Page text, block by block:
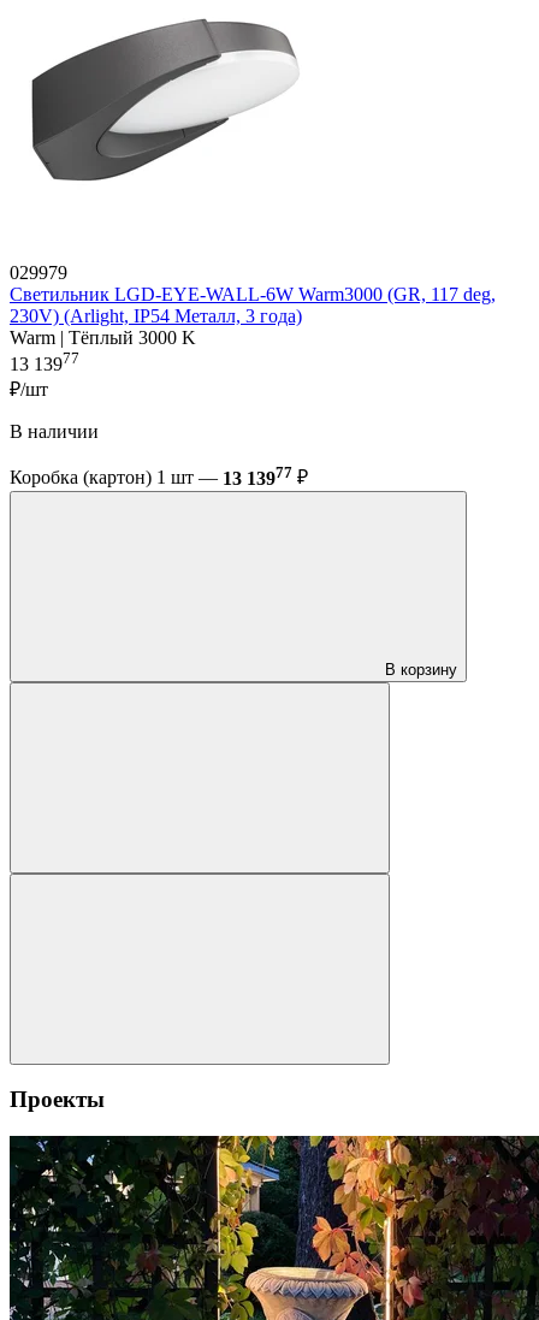
029979
Светильник LGD-EYE-WALL-6W Warm3000 (GR, 117 deg,
230V) (Arlight, IP54 Металл, 3 года)
Warm | Тёплый 3000 K
13 13977
₽/шт
В наличии
Коробка (картон) 1 шт — 13 13977 ₽
В корзину
Проекты